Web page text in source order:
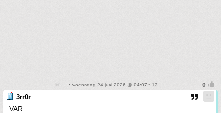
• woensdag 24 juni 2026 @ 04:07 • 13
3rr0r
VAR